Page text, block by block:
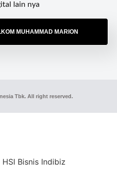
lain nya
MUHAMMAD MARION
Tbk. All right reserved.
Bisnis Indibiz